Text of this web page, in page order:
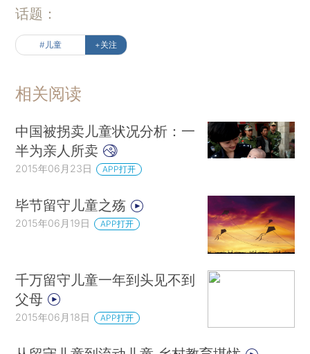
话题：
#儿童 +关注
相关阅读
中国被拐卖儿童状况分析：一
半为亲人所卖
2015年06月23日 APP打开
毕节留守儿童之殇
2015年06月19日 APP打开
千万留守儿童一年到头见不到
父母
2015年06月18日 APP打开